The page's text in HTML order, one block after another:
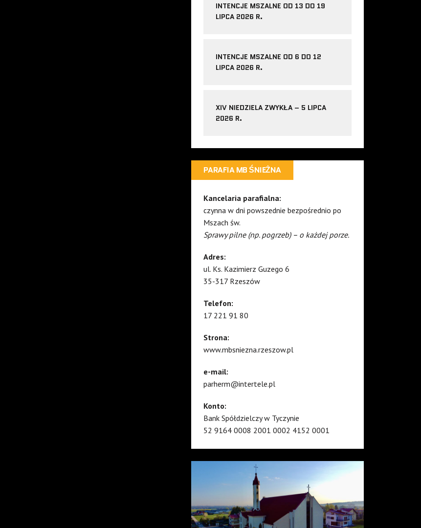
INTENCJE MSZALNE OD 13 DO 19
LIPCA 2026 R.
INTENCJE MSZALNE OD 6 DO 12
LIPCA 2026 R.
XIV NIEDZIELA ZWYKŁA – 5 LIPCA
2026 R.
PARAFIA MB ŚNIEŻNA
Kancelaria parafialna:
czynna w dni powszednie bezpośrednio po
Mszach św.
Sprawy pilne (np. pogrzeb) – o każdej porze.
Adres:
ul. Ks. Kazimierz Guzego 6
35-317 Rzeszów
Telefon:
17 221 91 80
Strona:
www.mbsniezna.rzeszow.pl
e-mail:
parherm@intertele.pl
Konto:
Bank Spółdzielczy w Tyczynie
52 9164 0008 2001 0002 4152 0001